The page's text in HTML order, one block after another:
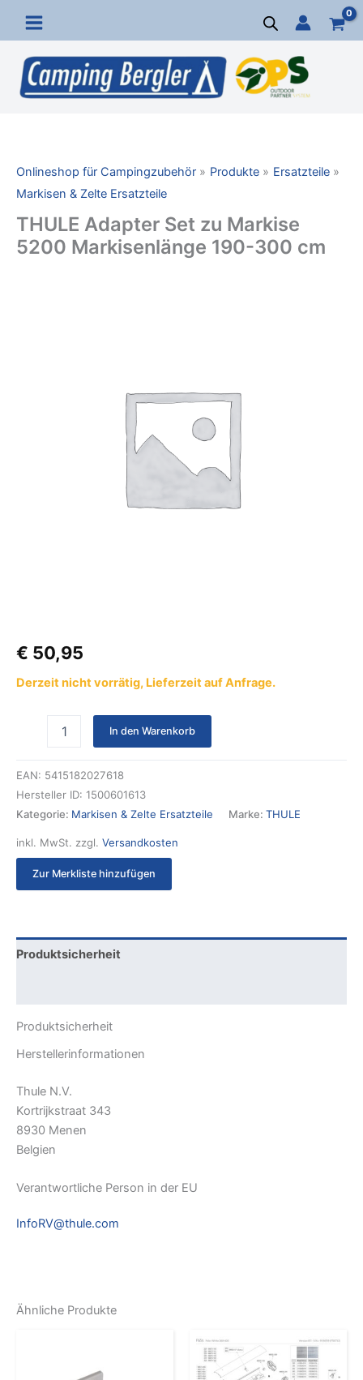
Inhalt
springen
Onlineshop für Campingzubehör Produkte
Ersatzteile
Markisen & Zelte Ersatzteile
THULE Adapter Set zu Markise
5200 Markisenlänge 190-300 cm
€ 50,95
Derzeit nicht vorrätig, Lieferzeit auf Anfrage.
In den Warenkorb
EAN: 5415182027618
Hersteller ID: 1500601613
Kategorie: Markisen & Zelte Ersatzteile Marke: THULE
inkl. MwSt. zzgl. Versandkosten
Zur Merkliste hinzufügen
Produktsicherheit
Produktsicherheit
Herstellerinformationen
Thule N.V.
Kortrijkstraat 343
8930 Menen
Belgien
Verantwortliche Person in der EU
InfoRV@thule.com
Ähnliche Produkte